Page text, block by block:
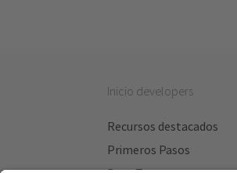
Inicio developers
Recursos destacados
Primeros Pasos